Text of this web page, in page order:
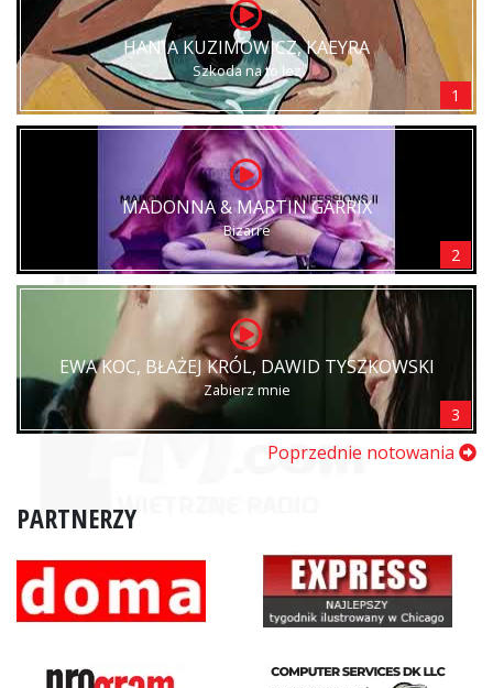
HANIA KUZIMOWICZ, KAEYRA
Szkoda na to łez
1
MADONNA & MARTIN GARRIX
Bizarre
2
EWA KOC, BŁAŻEJ KRÓL, DAWID TYSZKOWSKI
Zabierz mnie
3
Poprzednie notowania
PARTNERZY